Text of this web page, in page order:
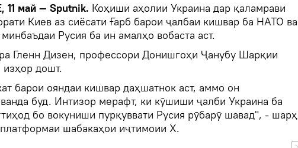
май — Sputnik. Коҳиши аҳолии Украина дар қаламрави
Киев аз сиёсати Ғарб барои ҷалбаи кишвар ба НАТО ва
Русия ба ин амалҳо вобаста аст.
Гленн Дизен, профессори Донишгоҳи Ҷанубу Шарқии
изҳор дошт.
барои ояндаи кишвар даҳшатнок аст, аммо он
буд. Интизор мерафт, ки кӯшиши ҷалби Украина ба
бо вокуниши пурқуввати Русия рӯбарӯ шавад", - шарҳ
шабакаҳои иҷтимоии X.